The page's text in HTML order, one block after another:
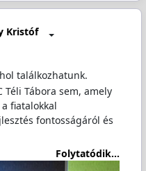
Kristóf
találkozhatunk.
Téli Tábora sem, amely
fiatalokkal
fontosságáról és
Folytatódik...